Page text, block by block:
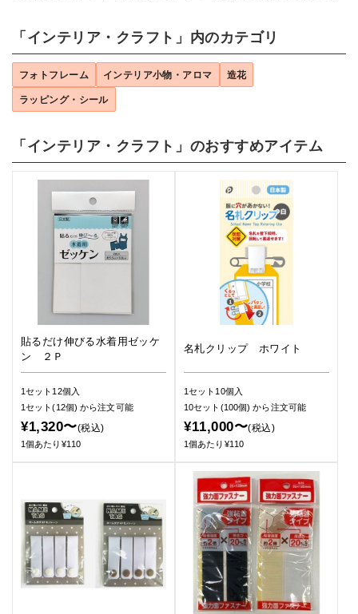
「インテリア・クラフト」内のカテゴリ
フォトフレーム インテリア小物・アロマ 造花
ラッピング・シール
「インテリア・クラフト」のおすすめアイテム
貼るだけ伸びる水着用ゼッケ
ン ２Ｐ
1セット12個入
1セット(12個)から注文可能
¥1,320〜(税込)
1個あたり¥110
名札クリップ ホワイト
1セット10個入
10セット(100個)から注文可能
¥11,000〜(税込)
1個あたり¥110